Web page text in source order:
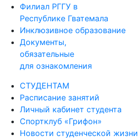
Филиал РГГУ в
Республике Гватемала
Инклюзивное образование
Документы,
обязательные
для ознакомления
СТУДЕНТАМ
Расписание занятий
Личный кабинет студента
Спортклуб «Грифон»
Новости студенческой жизни